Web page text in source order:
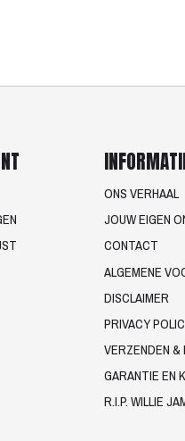
ONS VERHAAL
JOUW EIGEN
CONTACT
ALGEMENE
DISCLAIMER
PRIVACY
VERZENDEN &
GARANTIE EN
R.I.P. WILLIE